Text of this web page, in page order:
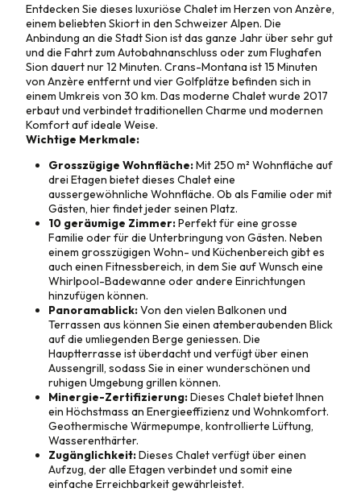
Entdecken Sie dieses luxuriöse Chalet im Herzen von Anzère,
einem beliebten Skiort in den Schweizer Alpen. Die
Anbindung an die Stadt Sion ist das ganze Jahr über sehr gut
und die Fahrt zum Autobahnanschluss oder zum Flughafen
Sion dauert nur 12 Minuten. Crans-Montana ist 15 Minuten
von Anzère entfernt und vier Golfplätze befinden sich in
einem Umkreis von 30 km. Das moderne Chalet wurde 2017
erbaut und verbindet traditionellen Charme und modernen
Komfort auf ideale Weise.
Wichtige Merkmale:
Grosszügige Wohnfläche:Mit 250 m² Wohnfläche auf
drei Etagen bietet dieses Chalet eine
aussergewöhnliche Wohnfläche. Ob als Familie oder mit
Gästen, hier findet jeder seinen Platz.
10 geräumige Zimmer:Perfekt für eine grosse
Familie oder für die Unterbringung von Gästen. Neben
einem grosszügigen Wohn- und Küchenbereich gibt es
auch einen Fitnessbereich, in dem Sie auf Wunsch eine
Whirlpool-Badewanne oder andere Einrichtungen
hinzufügen können.
Panoramablick:Von den vielen Balkonen und
Terrassen aus können Sie einen atemberaubenden Blick
auf die umliegenden Berge geniessen. Die
Hauptterrasse ist überdacht und verfügt über einen
Aussengrill, sodass Sie in einer wunderschönen und
ruhigen Umgebung grillen können.
Minergie-Zertifizierung:Dieses Chalet bietet Ihnen
ein Höchstmass an Energieeffizienz und Wohnkomfort.
Geothermische Wärmepumpe, kontrollierte Lüftung,
Wasserenthärter.
Zugänglichkeit:Dieses Chalet verfügt über einen
Aufzug, der alle Etagen verbindet und somit eine
einfache Erreichbarkeit gewährleistet.